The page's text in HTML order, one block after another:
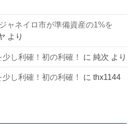
ャネイロ市が準備資産の1%を
より
し利確！初の利確！ に純次 より
し利確！初の利確！ にthx1144